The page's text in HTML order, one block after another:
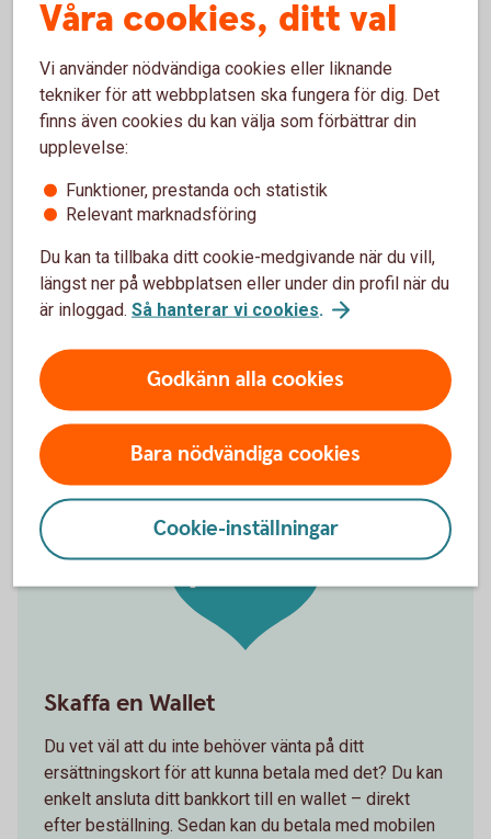
Osäker på om du har ett
bankkort eller kreditkort?
Om du har ett bankkort står det ”Debit” på kortet och
på ett kreditkort står det "Credit”. Du ser det även
om du kollar i vår app eller Internetbanken. Kolla in
vilka kort vi har i dag.
Kort - upptäck vårakort
Tips!
Digital
plånbok
Skaffa en Wallet
Du vet väl att du inte behöver vänta på ditt
ersättningskort för att kunna betala med det? Du kan
enkelt ansluta ditt bankkort till en wallet – direkt
efter beställning. Sedan kan du betala med mobilen
Våra cookies, ditt val
Vi använder nödvändiga cookies eller liknande
tekniker för att webbplatsen ska fungera för dig. Det
finns även cookies du kan välja som förbättrar din
upplevelse:
Funktioner, prestanda och statistik
Relevant marknadsföring
Du kan ta tillbaka ditt cookie-medgivande när du vill,
längst ner på webbplatsen eller under din profil när du
är inloggad. Så hanterar vi cookies.
Godkänn alla cookies
Bara nödvändiga cookies
Cookie-inställningar